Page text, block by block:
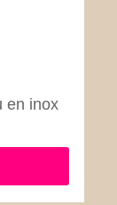
en inox